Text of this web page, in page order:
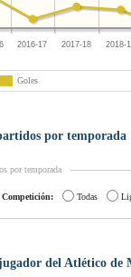
2016-17 2017-18 2018-
Goles
por temporada
por temporada
Competición: Todas
del Atlético de